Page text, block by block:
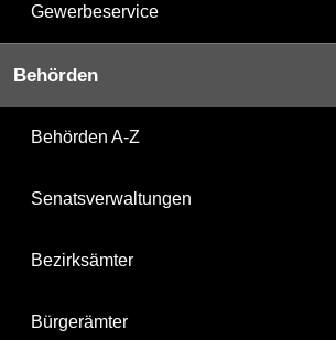
Gewerbeservice
Behörden
Behörden A-Z
Senatsverwaltungen
Bezirksämter
Bürgerämter